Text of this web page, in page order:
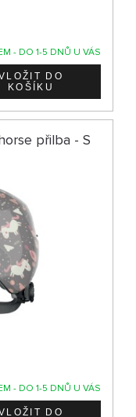
- DO 1-5 DNŮ U VÁS
přilba - S
- DO 1-5 DNŮ U VÁS